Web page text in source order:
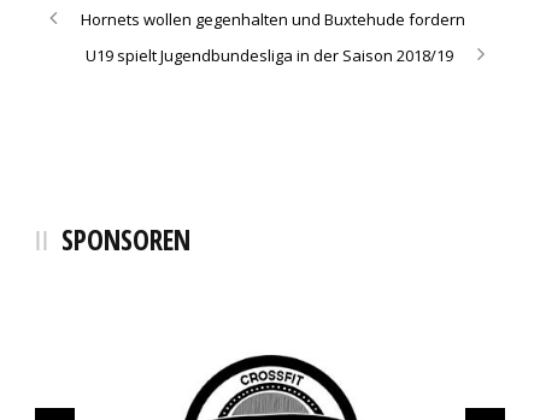
Hornets wollen gegenhalten und Buxtehude fordern
U19 spielt Jugendbundesliga in der Saison 2018/19
SPONSOREN